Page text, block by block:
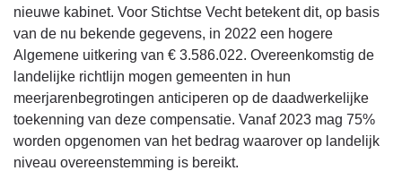
nieuwe kabinet. Voor Stichtse Vecht betekent dit, op basis
van de nu bekende gegevens, in 2022 een hogere
Algemene uitkering van € 3.586.022. Overeenkomstig de
landelijke richtlijn mogen gemeenten in hun
meerjarenbegrotingen anticiperen op de daadwerkelijke
toekenning van deze compensatie. Vanaf 2023 mag 75%
worden opgenomen van het bedrag waarover op landelijk
niveau overeenstemming is bereikt.